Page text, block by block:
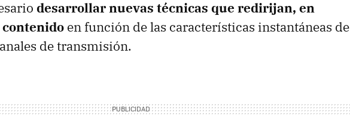
desarrollar nuevas técnicas que redirijan, en
en función de las características instantáneas de
de transmisión.